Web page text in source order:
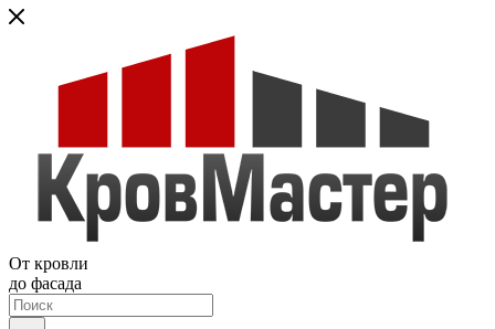
От кровли
до фасада